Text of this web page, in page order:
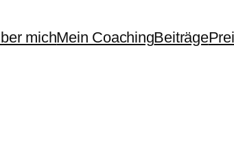
michMein CoachingBeiträge